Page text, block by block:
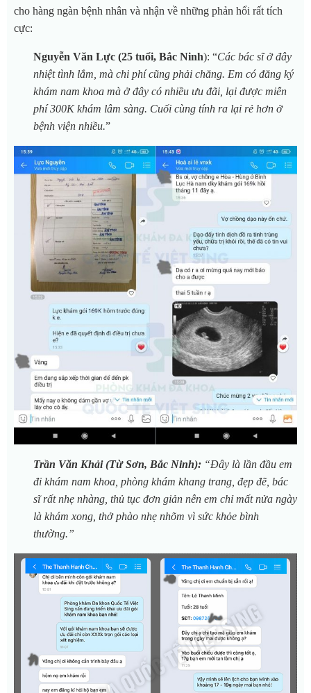
cho hàng ngàn bệnh nhân và nhận về những phản hổi rất tích
cực:
Nguyễn Văn Lực (25 tuổi, Bắc Ninh): “Các bác sĩ ở đây
nhiệt tình lắm, mà chi phí cũng phải chăng. Em có đăng ký
khám nam khoa mà ở đây có nhiều ưu đãi, lại được miễn
phí 300K khám lâm sàng. Cuối cùng tính ra lại rẻ hơn ở
bệnh viện nhiều.”
Trần Văn Khải (Từ Sơn, Bắc Ninh): “Đây là lần đầu em
đi khám nam khoa, phòng khám khang trang, đẹp đẽ, bác
sĩ rất nhẹ nhàng, thủ tục đơn giản nên em chỉ mất nửa ngày
là khám xong, thở phào nhẹ nhõm vì sức khỏe bình
thường.”